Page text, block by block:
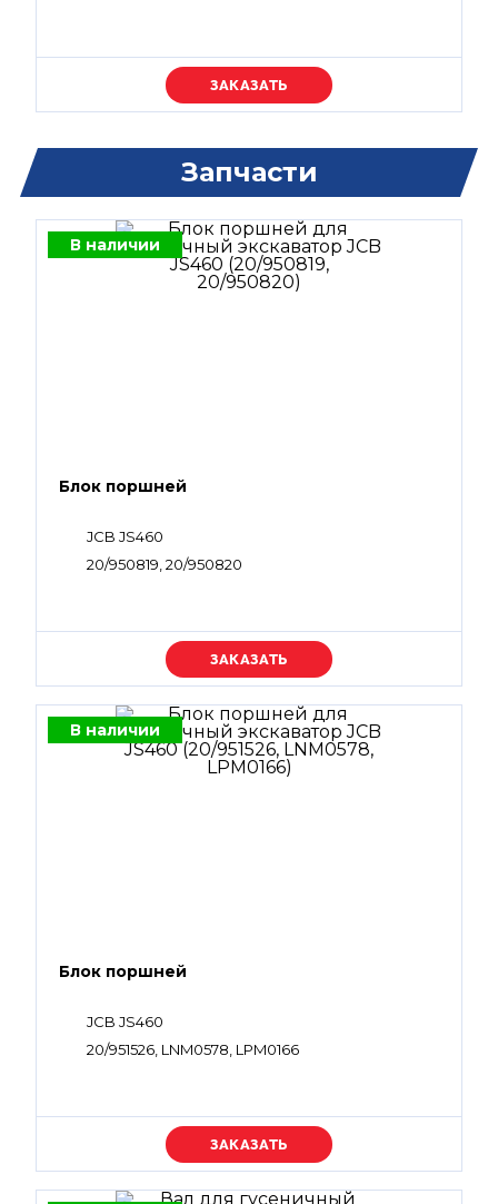
Уточняйте цену
Запчасти
В наличии
Блок поршней
JCB JS460
20/950819, 20/950820
Уточняйте цену
В наличии
Блок поршней
JCB JS460
20/951526, LNM0578, LPM0166
Уточняйте цену